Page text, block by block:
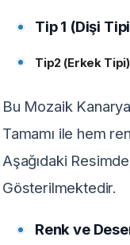
Tip 1 (Dişi
Tip2 (Erkek
Bu Mozaik
Tamamı ile hem
Aşağıdaki
Gösterilmektedir.
Renk ve